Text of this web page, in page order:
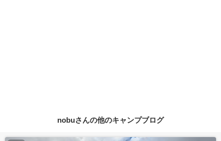
nobuさんの他のキャンプブログ